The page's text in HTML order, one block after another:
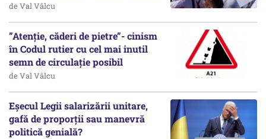
de Val Vâlcu
”Atenție, căderi de pietre”- cinism
în Codul rutier cu cel mai inutil
semn de circulație posibil
de Val Vâlcu
Eșecul Legii salarizării unitare,
gafă de proporții sau manevră
politică genială?